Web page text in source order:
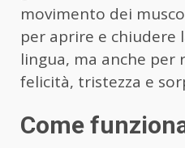
movimento dei
per aprire e chiudere
lingua, ma anche per
felicità, tristezza e
Come